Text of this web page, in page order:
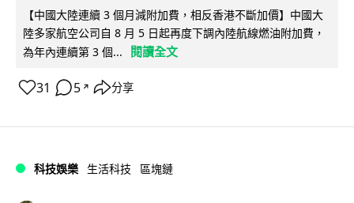
【中國大陸連續 3 個月減附加費，相反香港不斷加價】中國大
陸多家航空公司自 8 月 5 日起再度下調內陸航線燃油附加費，
為年內連續第 3 個...
閱讀全文
31 5 ↗ 分享
科技娛樂 生活科技 區塊鏈